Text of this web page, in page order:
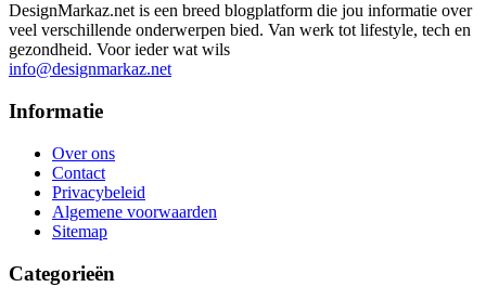
DesignMarkaz.net is een breed blogplatform die jou informatie over
veel verschillende onderwerpen bied. Van werk tot lifestyle, tech en
gezondheid. Voor ieder wat wils
info@designmarkaz.net
Informatie
Over ons
Contact
Privacybeleid
Algemene voorwaarden
Sitemap
Categorieën